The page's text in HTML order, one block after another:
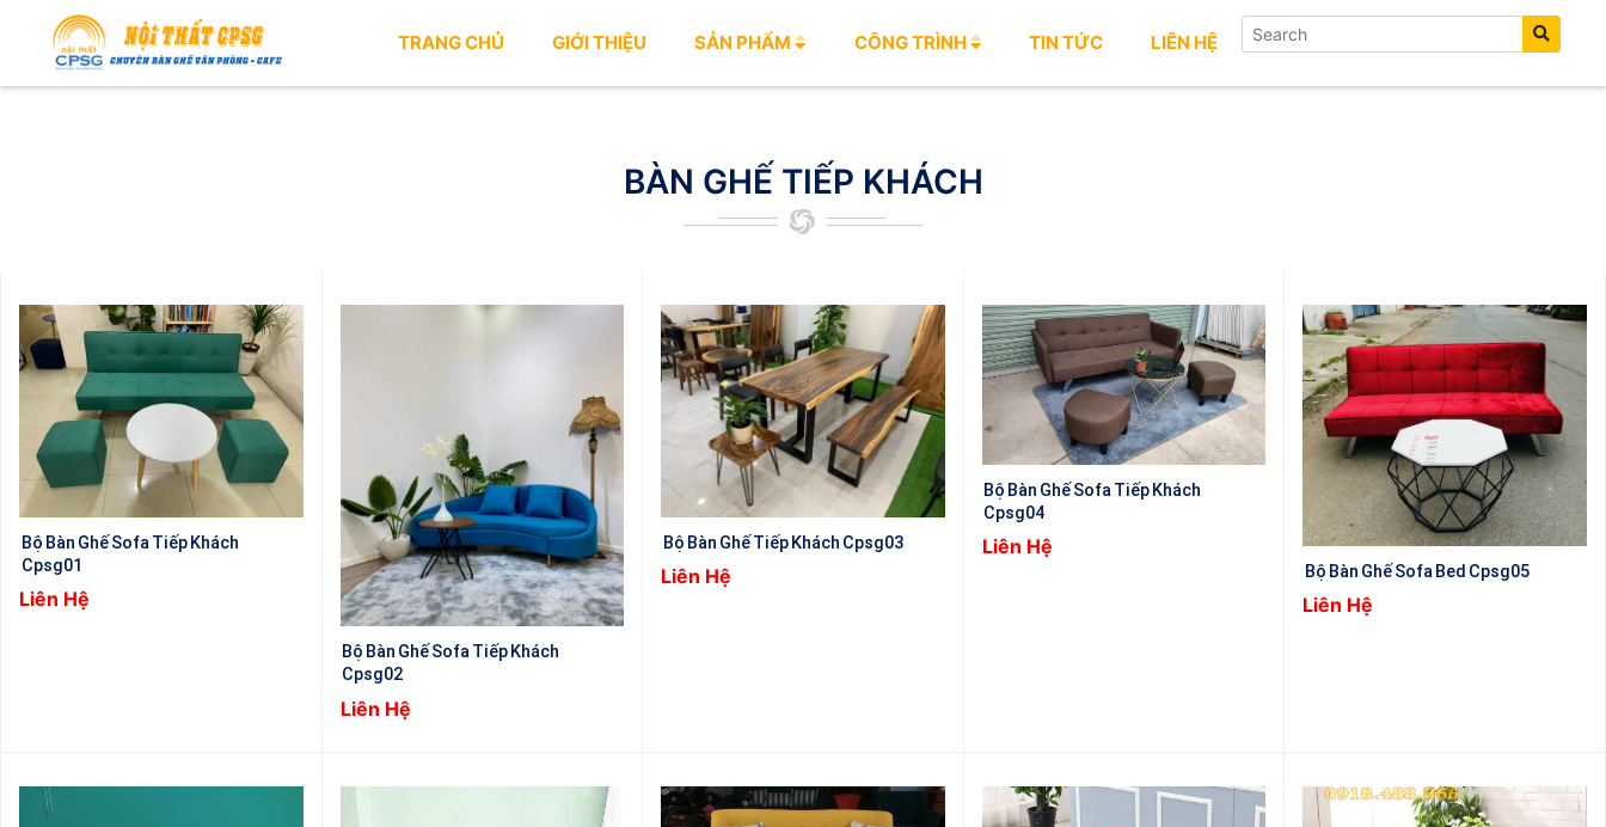
TRANG CHỦ GIỚI THIỆU SẢN PHẨM CÔNG TRÌNH TIN TỨC LIÊN HỆ
BÀN GHẾ TIẾP KHÁCH
Bộ Bàn Ghế Sofa Tiếp Khách
Cpsg01
Liên Hệ
Bộ Bàn Ghế Sofa Tiếp Khách
Cpsg02
Liên Hệ
Bộ Bàn Ghế Tiếp Khách Cpsg03
Liên Hệ
Bộ Bàn Ghế Sofa Tiếp Khách
Cpsg04
Liên Hệ
Bộ Bàn Ghế Sofa Bed Cpsg05
Liên Hệ